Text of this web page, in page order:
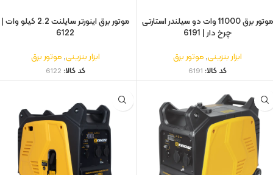
موتور برق 11000 وات دو سیلندر استارتی
چرخ دار | 6191
ابزار بنزینی,موتور برق
کد کالا: 6191
موتور برق اینورتر سایلنت 2.2 کیلو وات |
6122
ابزار بنزینی,موتور برق
کد کالا: 6122